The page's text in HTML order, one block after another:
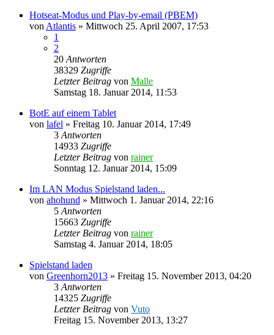
Hotseat-Modus und Play-by-email (PBEM)
von Atlantis » Mittwoch 25. April 2007, 17:53
1
2
20 Antworten
38329 Zugriffe
Letzter Beitrag von Malle
Samstag 18. Januar 2014, 11:53
BotE auf einem Tablet
von lafel » Freitag 10. Januar 2014, 17:49
3 Antworten
14933 Zugriffe
Letzter Beitrag von rainer
Sonntag 12. Januar 2014, 15:09
Im LAN Modus Spielstand laden...
von ahohund » Mittwoch 1. Januar 2014, 22:16
5 Antworten
15663 Zugriffe
Letzter Beitrag von rainer
Samstag 4. Januar 2014, 18:05
Spielstand laden
von Greenhorn2013 » Freitag 15. November 2013, 04:20
3 Antworten
14325 Zugriffe
Letzter Beitrag von Vuto
Freitag 15. November 2013, 13:27